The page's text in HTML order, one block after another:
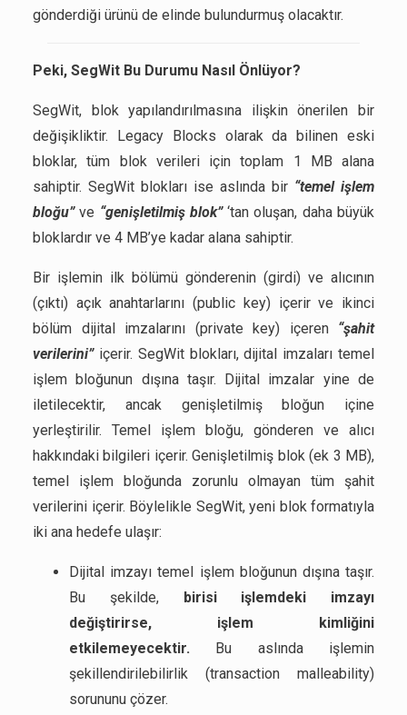
gönderdiği ürünü de elinde bulundurmuş olacaktır.
Peki, SegWit Bu Durumu Nasıl Önlüyor?
SegWit, blok yapılandırılmasına ilişkin önerilen bir
değişikliktir. Legacy Blocks olarak da bilinen eski
bloklar, tüm blok verileri için toplam 1 MB alana
sahiptir. SegWit blokları ise aslında bir “temel işlem
bloğu”ve “genişletilmiş blok”‘tan oluşan, daha büyük
bloklardır ve 4 MB’ye kadar alana sahiptir.
Bir işlemin ilk bölümü gönderenin (girdi) ve alıcının
(çıktı) açık anahtarlarını (public key) içerir ve ikinci
bölüm dijital imzalarını (private key) içeren “şahit
verilerini”içerir. SegWit blokları, dijital imzaları temel
işlem bloğunun dışına taşır. Dijital imzalar yine de
iletilecektir, ancak genişletilmiş bloğun içine
yerleştirilir. Temel işlem bloğu, gönderen ve alıcı
hakkındaki bilgileri içerir. Genişletilmiş blok (ek 3 MB),
temel işlem bloğunda zorunlu olmayan tüm şahit
verilerini içerir. Böylelikle SegWit, yeni blok formatıyla
iki ana hedefe ulaşır:
Dijital imzayı temel işlem bloğunun dışına taşır.
Bu şekilde,
birisi işlemdeki imzayı
değiştirirse, işlem kimliğini
etkilemeyecektir. Bu aslında işlemin
şekillendirilebilirlik (transaction malleability)
sorununu çözer.